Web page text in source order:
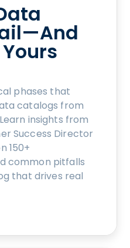
phases that
catalogs from
insights from
Success Director
150+
common pitfalls
that drives real